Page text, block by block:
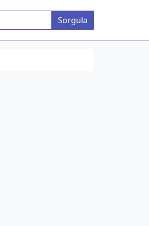
Sorgula